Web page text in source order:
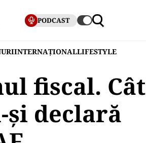
PODCAST
INTERNAȚIONALLIFESTYLE
fiscal. Cât
declară